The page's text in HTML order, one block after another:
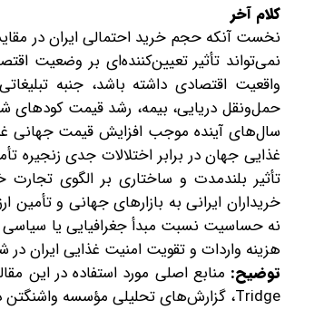
کلام آخر
نخست آنکه حجم خرید احتمالی ایران در
نمی‌تواند تأثیر تعیین‌کننده‌ای بر وضعیت
واقعیت اقتصادی داشته باشد، جنبه
حمل‌ونقل دریایی، بیمه، رشد قیمت کودهای
سال‌های آینده موجب افزایش قیمت جهانی
غذایی جهان در برابر اختلالات جدی زنجیره
تأثیر بلندمدت و ساختاری بر الگوی
خریداران ایرانی به بازارهای جهانی و تأمین
نه حساسیت نسبت مبدأ جغرافیایی یا سیاسی
هزینه واردات و تقویت امنیت غذایی ایران
توضیح:
Tridge، گزارش‌های تحلیلی مؤسسه واشنگتن درباره واردات غلات ایران و آمارهای تجارت کشاورزی خاورمیانه.